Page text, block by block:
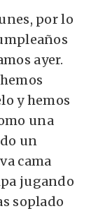
por lo
ayer.
y hemos
una
un
cama
jugando
soplado